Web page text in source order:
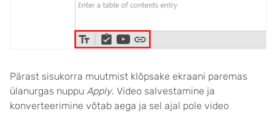
Pärast sisukorra muutmist klõpsake ekraani paremas
ülanurgas nuppu Apply. Video salvestamine ja
konverteerimine võtab aega ja sel ajal pole video